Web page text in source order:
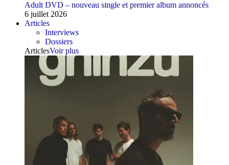
Adult DVD – nouveau single et premier album annoncés
6 juillet 2026
Articles
Interviews
Dossiers
ArticlesVoir plus